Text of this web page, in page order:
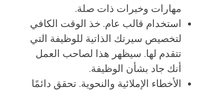
مهارات وخبرات ذات صلة.
استخدام قالب عام. خذ الوقت الكافي
لتخصيص سيرتك الذاتية للوظيفة التي
تتقدم لها. سيظهر هذا لصاحب العمل
أنك جاد بشأن الوظيفة.
الأخطاء الإملائية والنحوية. تحقق دائمًا